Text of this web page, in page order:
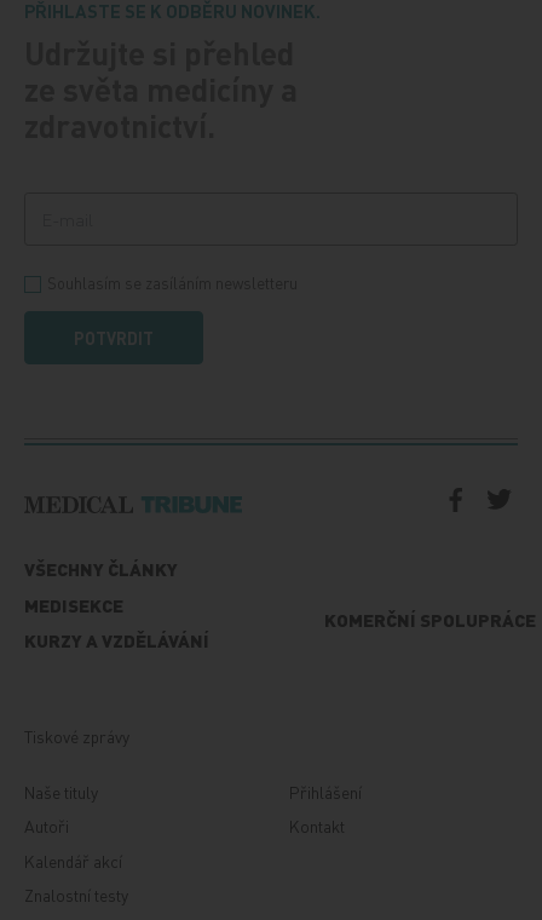
PŘIHLASTE SE K ODBĚRU NOVINEK.
POTVRDIT
VŠECHNY ČLÁNKY
MEDISEKCE
KURZY A VZDĚLÁVÁNÍ
KOMERČNÍ SPOLUPRÁCE
Tiskové zprávy
Naše tituly
Autoři
Kalendář akcí
Znalostní testy
Přihlášení
Kontakt